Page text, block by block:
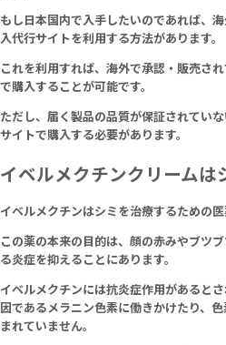
もし日本国内で入手したいのであれば、
入代行サイトを利用する方法があります。
これを利用すれば、海外で承認・販売さ
で購入することが可能です。
ただし、届く製品の品質が保証されてい
サイトで購入する必要があります。
イベルメクチンクリームは
イベルメクチンはシミを治療するための医
この薬の本来の目的は、顔の赤みやブツ
る炎症を抑えることにあります。
イベルメクチンには抗炎症作用があると
因であるメラニン色素に働きかけたり、
まれていません。